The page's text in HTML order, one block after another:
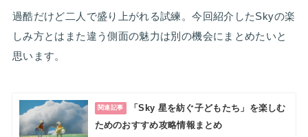
過酷だけど二人で盛り上がれる試練。今回紹介したSkyの楽
しみ方とはまた違う側面の魅力は別の機会にまとめたいと
思います。
関連記事
「Sky 星を紡ぐ子どもたち」を楽しむ
ためのおすすめ攻略情報まとめ